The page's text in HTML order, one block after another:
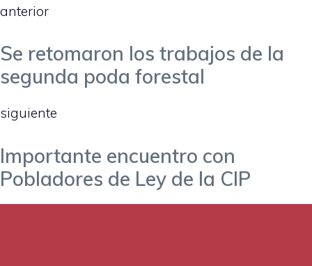
anterior
Se retomaron los trabajos de la
segunda poda forestal
siguiente
Importante encuentro con
Pobladores de Ley de la CIP